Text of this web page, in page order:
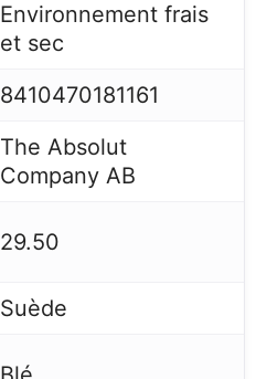
Environnement frais
et sec
8410470181161
The Absolut
Company AB
29.50
Suède